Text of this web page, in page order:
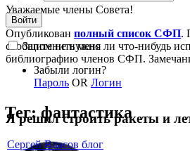
Уважаемые члены Совета!
Опубликован полный список СФП.
сообщите не нужно ли что-нибудь
библиографию членов СФП.
Я решил строить ракеты и
Войти
Запомнить меня
Забыли логин?
Пароль OR Логин
Тег: фантастика
Сергей Власов блог